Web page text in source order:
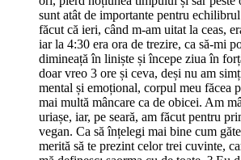
sunt atât de importante pentru
făcut că ieri, când m-am uitat la ceas,
iar la 4:30 era ora de trezire, ca să-mi
dimineață în liniște și începe ziua în
doar vreo 3 ore și ceva, deși nu am
mental și emoțional, corpul meu făcea
mai multă mâncare ca de obicei. Am
uriașe, iar, pe seară, am făcut pentru
vegan. Ca să înțelegi mai bine cum
merită să te prezint celor trei cuvinte,